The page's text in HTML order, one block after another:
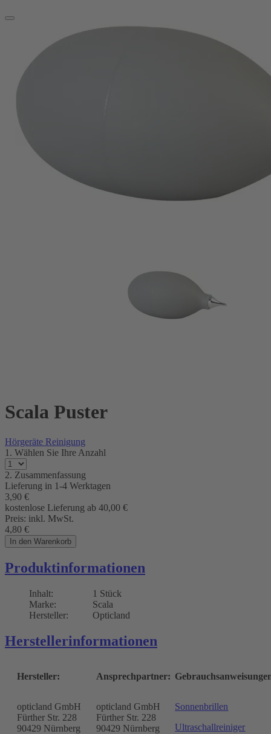
Scala Puster
Hörgeräte Reinigung
1. Wählen Sie Ihre Anzahl
2. Zusammenfassung
Lieferung in 1-4 Werktagen
3,90 €
kostenlose Lieferung ab 40,00 €
Preis: inkl. MwSt.
4,80 €
In den Warenkorb
Produktinformationen
Inhalt:
1 Stück
Marke:
Scala
Hersteller:
Opticland
Herstellerinformationen
Hersteller:
opticland GmbH
Fürther Str. 228
90429 Nürnberg
Ansprechpartner:
opticland GmbH
Fürther Str. 228
90429 Nürnberg
Sonnenbrillen
Ultraschallreiniger